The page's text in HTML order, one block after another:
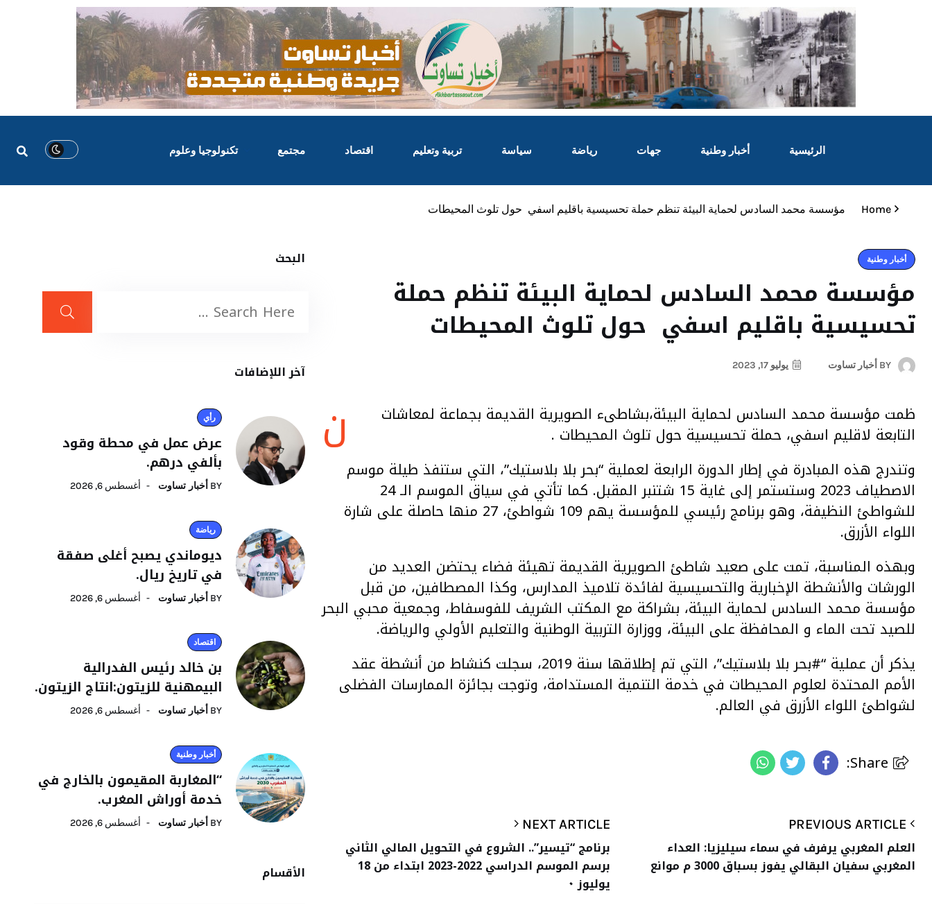
الرئيسية أخبار وطنية جهات رياضة سياسة تربية وتعليم اقتصاد مجتمع تكنولوجيا وعلوم
Home مؤسسة محمد السادس لحماية البيئة تنظم حملة تحسيسية باقليم اسفي حول تلوث المحيطات
أخبار وطنية
مؤسسة محمد السادس لحماية البيئة تنظم حملة
تحسيسية باقليم اسفي حول تلوث المحيطات
BY أخبار تساوت يوليو 17, 2023
ن ظمت مؤسسة محمد السادس لحماية البيئة،بشاطىء الصويرية القديمة بجماعة لمعاشات
التابعة لاقليم اسفي، حملة تحسيسية حول تلوث المحيطات .
وتندرج هذه المبادرة في إطار الدورة الرابعة لعملية “بحر بلا بلاستيك”، التي ستنفذ طيلة موسم
الاصطياف 2023 وستستمر إلى غاية 15 شتنبر المقبل. كما تأتي في سياق الموسم الـ 24
للشواطئ النظيفة، وهو برنامج رئيسي للمؤسسة يهم 109 شواطئ، 27 منها حاصلة على شارة
اللواء الأزرق.
وبهذه المناسبة، تمت على صعيد شاطئ الصويرية القديمة تهيئة فضاء يحتضن العديد من
الورشات والأنشطة الإخبارية والتحسيسية لفائدة تلاميذ المدارس، وكذا المصطافين، من قبل
مؤسسة محمد السادس لحماية البيئة، بشراكة مع المكتب الشريف للفوسفاط، وجمعية محبي البحر
للصيد تحت الماء و المحافظة على البيئة، ووزارة التربية الوطنية والتعليم الأولي والرياضة.
يذكر أن عملية “#بحر بلا بلاستيك”، التي تم إطلاقها سنة 2019، سجلت كنشاط من أنشطة عقد
الأمم المحتدة لعلوم المحيطات في خدمة التنمية المستدامة، وتوجت بجائزة الممارسات الفضلى
لشواطئ اللواء الأزرق في العالم.
العلم المغربي يرفرف في سماء سيليزيا: العداء
المغربي سفيان البقالي يفوز بسباق 3000 م موانع
NEXT ARTICLE
برنامج “تيسير”.. الشروع في التحويل المالي الثاني
برسم الموسم الدراسي 2022-2023 ابتداء من 18
يوليوز ٠
البحث
آخر اللإضافات
رأي
عرض عمل في محطة وقود
بألفي درهم.
BY أخبار تساوت أغسطس 6, 2026
رياضة
ديوماندي يصبح أغلى صفقة
في تاريخ ريال.
BY أخبار تساوت أغسطس 6, 2026
اقتصاد
بن خالد رئيس الفدرالية
البيمهنية للزيتون:انتاج الزيتون.
BY أخبار تساوت أغسطس 6, 2026
أخبار وطنية
“المغاربة المقيمون بالخارج في
خدمة أوراش المغرب.
BY أخبار تساوت أغسطس 6, 2026
الأقسام